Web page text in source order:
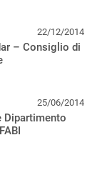
22/12/2014
– Consiglio di
25/06/2014
Dipartimento